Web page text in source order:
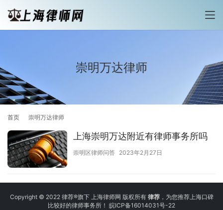
崇明万达律师
首页 崇明万达律师
上海崇明万达附近有律师事务所吗
崇明区律师问答 2023年2月27日
Copyright © 2022 律荐®旗下 上海律师网 版权所有 律荐，为您推荐上海口碑
比较好的律师事务所！ 皖ICP备16014031号-22